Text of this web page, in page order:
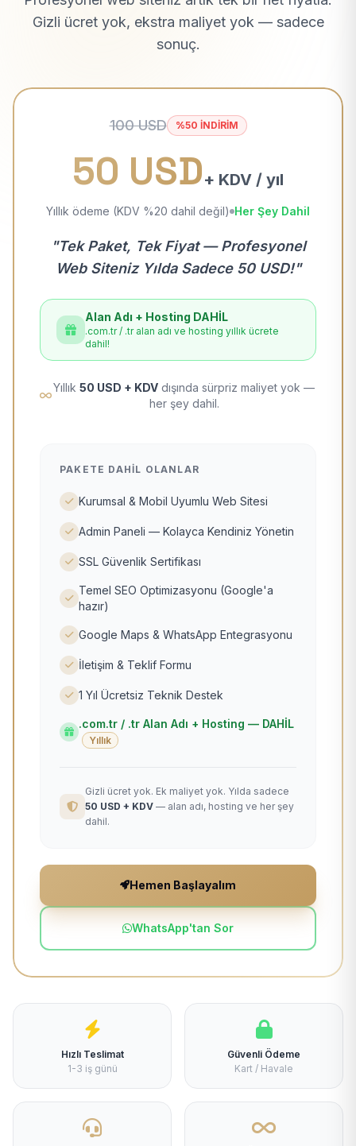
Gizli ücret yok, ekstra maliyet yok — sadece
sonuç.
100 USD %50 İNDİRİM
50 USD+ KDV / yıl
Yıllık ödeme (KDV %20 dahil değil) Her Şey Dahil
"Tek Paket, Tek Fiyat — Profesyonel
Web Siteniz Yılda Sadece 50 USD!"
Alan Adı + Hosting DAHİL
.com.tr / .tr alan adı ve hosting yıllık ücrete
dahil!
Yıllık 50 USD + KDV dışında sürpriz maliyet yok —
her şey dahil.
PAKETE DAHIL OLANLAR
Kurumsal & Mobil Uyumlu Web Sitesi
Admin Paneli — Kolayca Kendiniz Yönetin
SSL Güvenlik Sertifikası
Temel SEO Optimizasyonu (Google'a
hazır)
Google Maps & WhatsApp Entegrasyonu
İletişim & Teklif Formu
1 Yıl Ücretsiz Teknik Destek
.com.tr / .tr Alan Adı + Hosting — DAHİL
Yıllık
Gizli ücret yok. Ek maliyet yok. Yılda sadece
50 USD + KDV — alan adı, hosting ve her şey
dahil.
Hemen Başlayalım
WhatsApp'tan Sor
Hızlı Teslimat
1-3 iş günü
Güvenli Ödeme
Kart / Havale